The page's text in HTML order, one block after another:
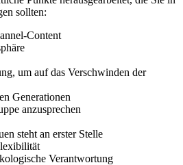
sollten:
Content
um auf das Verschwinden der
Generationen
anzusprechen
steht an erster Stelle
Verantwortung